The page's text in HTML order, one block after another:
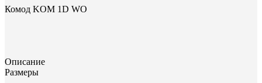
Комод KOM 1D WO
Описание
Размеры